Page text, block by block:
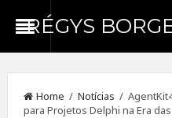
RÉGYS
Home / Notícias /
para Projetos Delphi na Era